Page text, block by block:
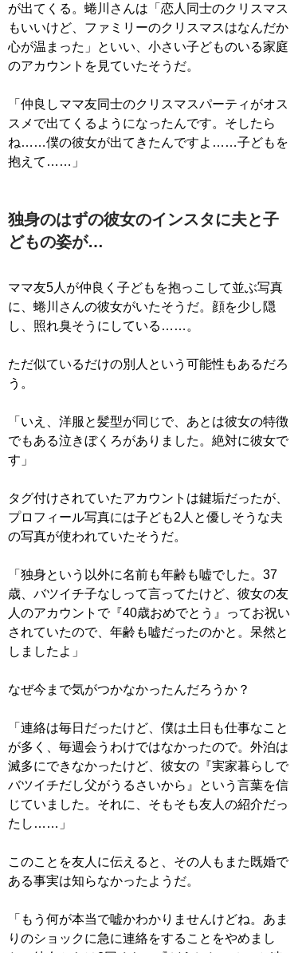
が出てくる。蜷川さんは「恋人同士のクリスマス
もいいけど、ファミリーのクリスマスはなんだか
心が温まった」といい、小さい子どものいる家庭
のアカウントを見ていたそうだ。
「仲良しママ友同士のクリスマスパーティがオス
スメで出てくるようになったんです。そしたら
ね……僕の彼女が出てきたんですよ……子どもを
抱えて……」
独身のはずの彼女のインスタに夫と子
どもの姿が…
ママ友5人が仲良く子どもを抱っこして並ぶ写真
に、蜷川さんの彼女がいたそうだ。顔を少し隠
し、照れ臭そうにしている……。
ただ似ているだけの別人という可能性もあるだろ
う。
「いえ、洋服と髪型が同じで、あとは彼女の特徴
でもある泣きぼくろがありました。絶対に彼女で
す」
タグ付けされていたアカウントは鍵垢だったが、
プロフィール写真には子ども2人と優しそうな夫
の写真が使われていたそうだ。
「独身という以外に名前も年齢も嘘でした。37
歳、バツイチ子なしって言ってたけど、彼女の友
人のアカウントで『40歳おめでとう』ってお祝い
されていたので、年齢も嘘だったのかと。呆然と
しましたよ」
なぜ今まで気がつかなかったんだろうか？
「連絡は毎日だったけど、僕は土日も仕事なこと
が多く、毎週会うわけではなかったので。外泊は
滅多にできなかったけど、彼女の『実家暮らしで
バツイチだし父がうるさいから』という言葉を信
じていました。それに、そもそも友人の紹介だっ
たし……」
このことを友人に伝えると、その人もまた既婚で
ある事実は知らなかったようだ。
「もう何が本当で嘘かわかりませんけどね。あま
りのショックに急に連絡をすることをやめまし